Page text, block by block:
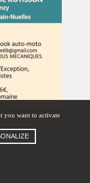
you want to activate